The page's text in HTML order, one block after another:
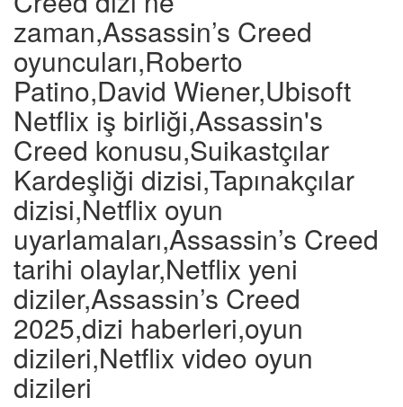
zaman,Assassin’s Creed
oyuncuları,Roberto
Patino,David Wiener,Ubisoft
Netflix iş birliği,Assassin's
Creed konusu,Suikastçılar
Kardeşliği dizisi,Tapınakçılar
dizisi,Netflix oyun
uyarlamaları,Assassin’s Creed
tarihi olaylar,Netflix yeni
diziler,Assassin’s Creed
2025,dizi haberleri,oyun
dizileri,Netflix video oyun
dizileri